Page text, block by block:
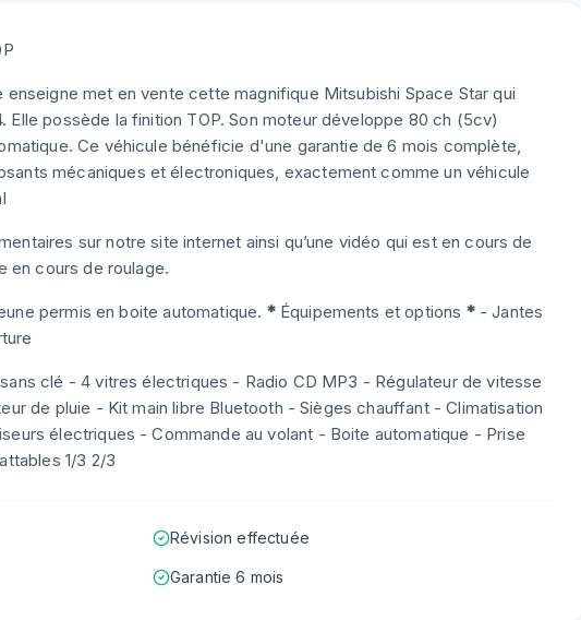
enseigne met en vente cette magnifique Mitsubishi Space Star qui
Elle possède la finition TOP. Son moteur développe 80 ch (5cv)
Ce véhicule bénéficie d'une garantie de 6 mois complète,
mécaniques et électroniques, exactement comme un véhicule
sur notre site internet ainsi qu’une vidéo qui est en cours de
en cours de roulage.
permis en boite automatique. *Équipements et options *- Jantes
clé - 4 vitres électriques - Radio CD MP3 - Régulateur de vitesse
de pluie - Kit main libre Bluetooth - Sièges chauffant - Climatisation
électriques - Commande au volant - Boite automatique - Prise
1/3 2/3
Révision effectuée
Garantie 6 mois